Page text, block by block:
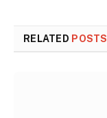
RELATED POSTS